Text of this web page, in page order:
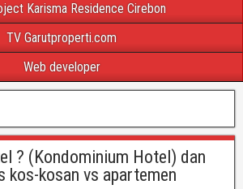
Karisma Residence Cirebon
TV Garutproperti.com
Web developer
? (Kondominium Hotel) dan
kos-kosan vs apartemen